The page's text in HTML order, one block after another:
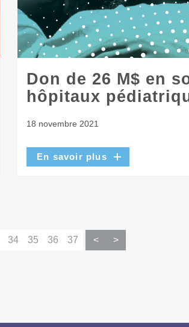
Don de 26 M$ en
hôpitaux
18 novembre 2021
En savoir plus
34 35 36 37 < >